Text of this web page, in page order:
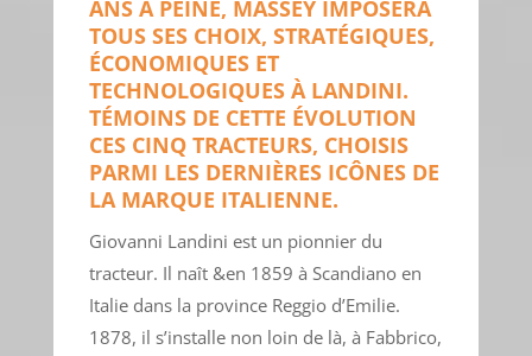
ANS À PEINE, MASSEY IMPOSERA
TOUS SES CHOIX, STRATÉGIQUES,
ÉCONOMIQUES ET
TECHNOLOGIQUES À LANDINI.
TÉMOINS DE CETTE ÉVOLUTION
CES CINQ TRACTEURS, CHOISIS
PARMI LES DERNIÈRES ICÔNES DE
LA MARQUE ITALIENNE.
Giovanni Landini est un pionnier du
tracteur. Il naît &en 1859 à Scandiano en
Italie dans la province Reggio d’Emilie.
1878, il s’installe non loin de là, à Fabbrico,